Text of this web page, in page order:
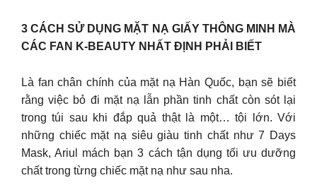
3 CÁCH SỬ DỤNG MẶT NẠ GIẤY THÔNG MINH MÀ
CÁC FAN K-BEAUTY NHẤT ĐỊNH PHẢI BIẾT
Là fan chân chính của mặt nạ Hàn Quốc, bạn sẽ biết
rằng việc bỏ đi mặt nạ lẫn phần tinh chất còn sót lại
trong túi sau khi đắp quả thật là một… tội lớn. Với
những chiếc mặt nạ siêu giàu tinh chất như 7 Days
Mask, Ariul mách bạn 3 cách tận dụng tối ưu dưỡng
chất trong từng chiếc mặt nạ như sau nha.